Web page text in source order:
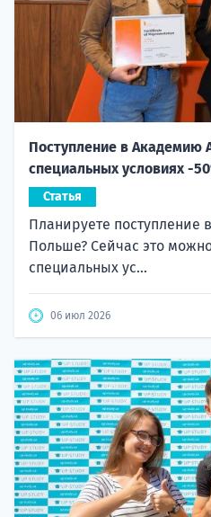
Поступление в Академию
специальных условиях -
Статья
Планируете поступление
Польше? Сейчас это
специальных ус...
06 июл 2026